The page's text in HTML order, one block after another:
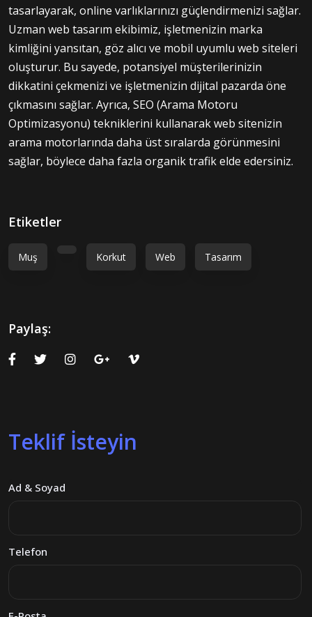
tasarlayarak, online varlıklarınızı güçlendirmenizi sağlar.
Uzman web tasarım ekibimiz, işletmenizin marka
kimliğini yansıtan, göz alıcı ve mobil uyumlu web siteleri
oluşturur. Bu sayede, potansiyel müşterilerinizin
dikkatini çekmenizi ve işletmenizin dijital pazarda öne
çıkmasını sağlar. Ayrıca, SEO (Arama Motoru
Optimizasyonu) tekniklerini kullanarak web sitenizin
arama motorlarında daha üst sıralarda görünmesini
sağlar, böylece daha fazla organik trafik elde edersiniz.
Etiketler
Muş Korkut Web Tasarım
Paylaş:
Teklif İsteyin
Ad & Soyad
Telefon